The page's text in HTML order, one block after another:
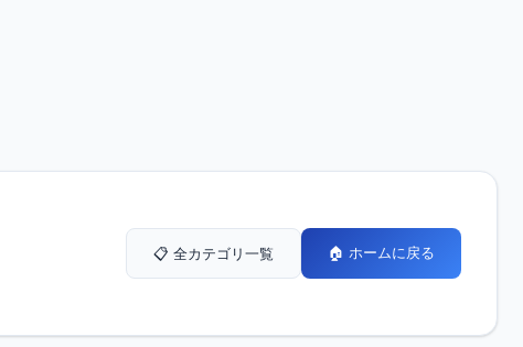
📋 全カテゴリ一覧 🏠 ホームに戻る